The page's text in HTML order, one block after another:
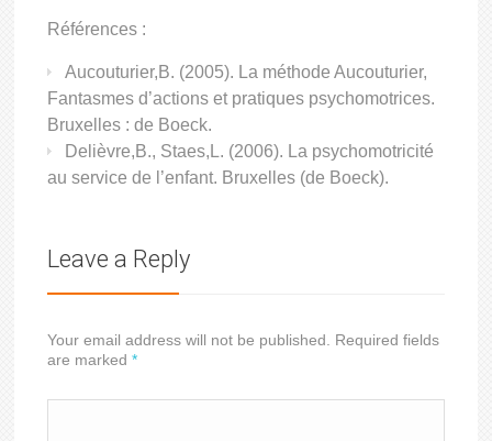
Références :
Aucouturier,B. (2005). La méthode Aucouturier,
Fantasmes d’actions et pratiques psychomotrices.
Bruxelles : de Boeck.
Delièvre,B., Staes,L. (2006). La psychomotricité
au service de l’enfant. Bruxelles (de Boeck).
Leave a Reply
Your email address will not be published. Required fields
are marked*